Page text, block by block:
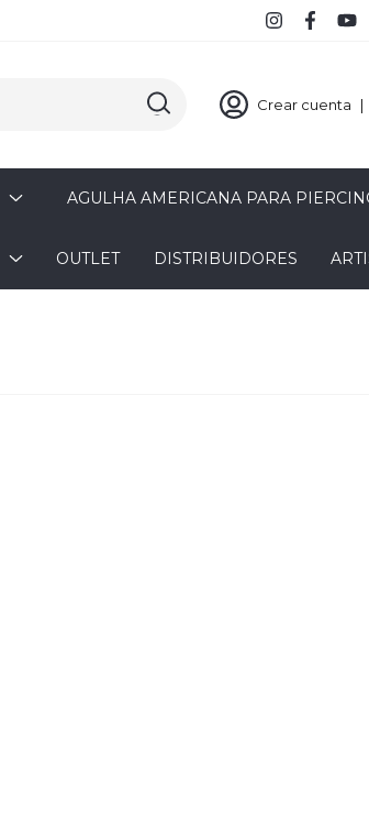
Crear cuenta |
AGULHA AMERICANA PARA
OUTLET DISTRIBUIDORES